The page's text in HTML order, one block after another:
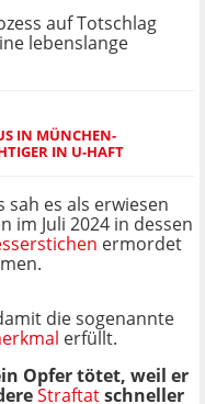
auf Totschlag
lebenslange
IN MÜNCHEN-
IN U-HAFT
es als erwiesen
im Juli 2024 in dessen
ermordet
die sogenannte
erfüllt.
Opfer tötet, weil er
Straftatschneller